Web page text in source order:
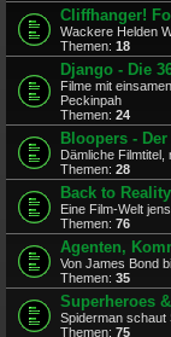
Cliffhanger!
Wackere Helden
Themen: 18
Django - Die
Filme mit
Peckinpah
Themen: 24
Bloopers -
Dämliche
Themen: 28
Back to
Eine Film-Welt
Themen: 76
Agenten,
Von James Bond
Themen: 35
Superheroes
Spiderman schaut
Themen: 75